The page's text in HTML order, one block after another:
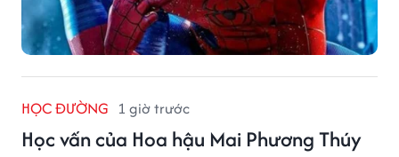
HỌC ĐƯỜNG 1 giờ trước
Học vấn của Hoa hậu Mai Phương Thúy